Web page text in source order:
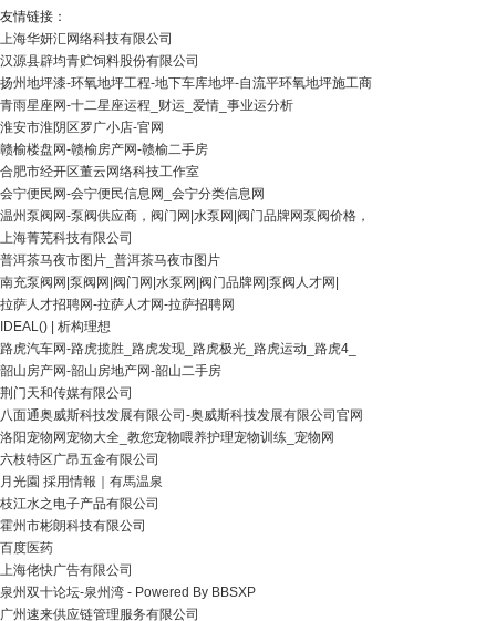
友情链接：
上海华妍汇网络科技有限公司
汉源县辟均青贮饲料股份有限公司
扬州地坪漆-环氧地坪工程-地下车库地坪-自流平环氧地坪施工商
青雨星座网-十二星座运程_财运_爱情_事业运分析
淮安市淮阴区罗广小店-官网
赣榆楼盘网-赣榆房产网-赣榆二手房
合肥市经开区董云网络科技工作室
会宁便民网-会宁便民信息网_会宁分类信息网
温州泵阀网-泵阀供应商，阀门网|水泵网|阀门品牌网泵阀价格，
上海菁芜科技有限公司
普洱茶马夜市图片_普洱茶马夜市图片
南充泵阀网|泵阀网|阀门网|水泵网|阀门品牌网|泵阀人才网|
拉萨人才招聘网-拉萨人才网-拉萨招聘网
IDEAL() | 析构理想
路虎汽车网-路虎揽胜_路虎发现_路虎极光_路虎运动_路虎4_
韶山房产网-韶山房地产网-韶山二手房
荆门天和传媒有限公司
八面通奥威斯科技发展有限公司-奥威斯科技发展有限公司官网
洛阳宠物网宠物大全_教您宠物喂养护理宠物训练_宠物网
六枝特区广昂五金有限公司
月光園 採用情報｜有馬温泉
枝江水之电子产品有限公司
霍州市彬朗科技有限公司
百度医药
上海佬快广告有限公司
泉州双十论坛-泉州湾 - Powered By BBSXP
广州速来供应链管理服务有限公司